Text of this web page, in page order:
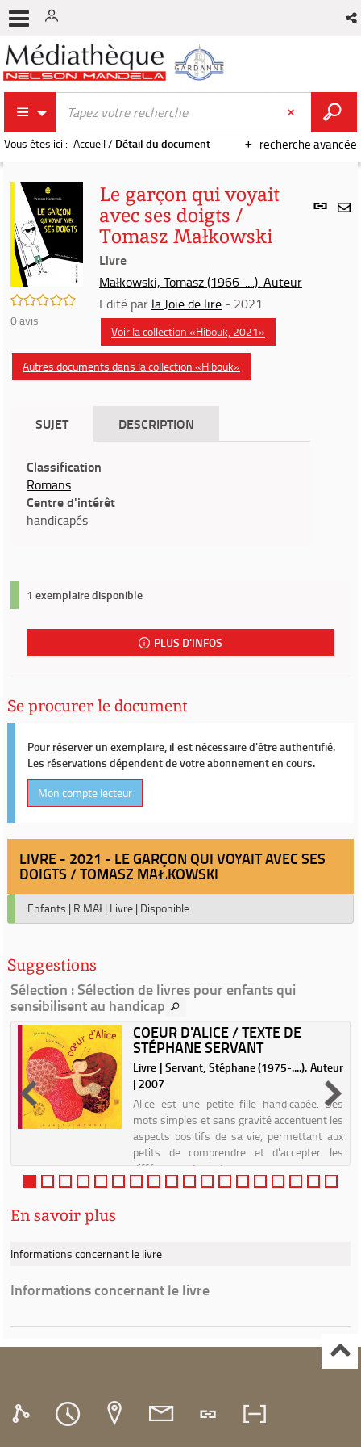
recherche avancée
Vous êtes ici : Accueil/ Détail du document
Lien
/5
0avis
Le garçon qui voyait
avec ses doigts /
Tomasz Małkowski
Livre
Małkowski, Tomasz (1966-....). Auteur
Edité par la Joie de lire - 2021
Voir la collection «Hibouk, 2021»
Autres documents dans la collection «Hibouk»
SUJET DESCRIPTION
Classification
Romans
Centre d'intérêt
handicapés
1 exemplaire disponible
PLUS D'INFOS
Se procurer le document
Pour réserver un exemplaire, il est nécessaire d'être authentifié.
Les réservations dépendent de votre abonnement en cours.
Mon compte lecteur
LIVRE - 2021 - LE GARÇON QUI VOYAIT AVEC SES
DOIGTS / TOMASZ MAŁKOWSKI
Enfants | R MAł | Livre | Disponible
Suggestions
Sélection : Sélection de livres pour enfants qui
sensibilisent au handicap
COEUR D'ALICE / TEXTE DE
STÉPHANE SERVANT
Livre | Servant, Stéphane (1975-....). Auteur
| 2007
Alice est une petite fille handicapée. Des
mots simples et sans gravité accentuent les
aspects positifs de sa vie, permettant aux
petits de comprendre et d'accepter les
différences des autres.
En savoir plus
Informations concernant le livre
Informations concernant le livre